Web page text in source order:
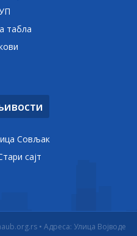
табла
Совљак
сајт
• Адреса: Улица Војводе